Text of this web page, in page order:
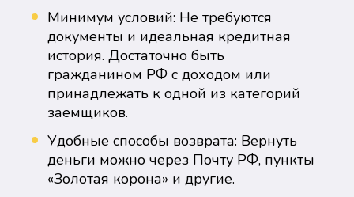
Минимум условий: Не требуются
документы и идеальная кредитная
история. Достаточно быть
гражданином РФ с доходом или
принадлежать к одной из категорий
заемщиков.
Удобные способы возврата: Вернуть
деньги можно через Почту РФ, пункты
«Золотая корона» и другие.